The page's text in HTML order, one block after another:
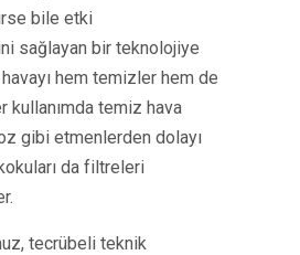
bile etki
sağlayan bir teknolojiye
hem temizler hem de
kullanımda temiz hava
gibi etmenlerden dolayı
da filtreleri
tecrübeli teknik